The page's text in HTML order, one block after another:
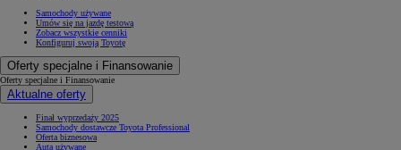
Samochody używane
Umów się na jazdę testową
Zobacz wszystkie cenniki
Konfiguruj swoją Toyotę
Oferty specjalne i Finansowanie
Oferty specjalne i Finansowanie
Aktualne oferty
Finał wyprzedaży 2025
Samochody dostawcze Toyota Professional
Oferta biznesowa
Auta używane